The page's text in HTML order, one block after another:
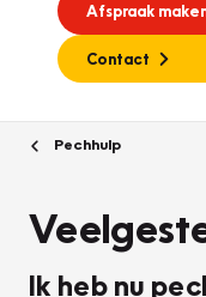
Afspraak
Contact
Pechhulp
Ik heb nu